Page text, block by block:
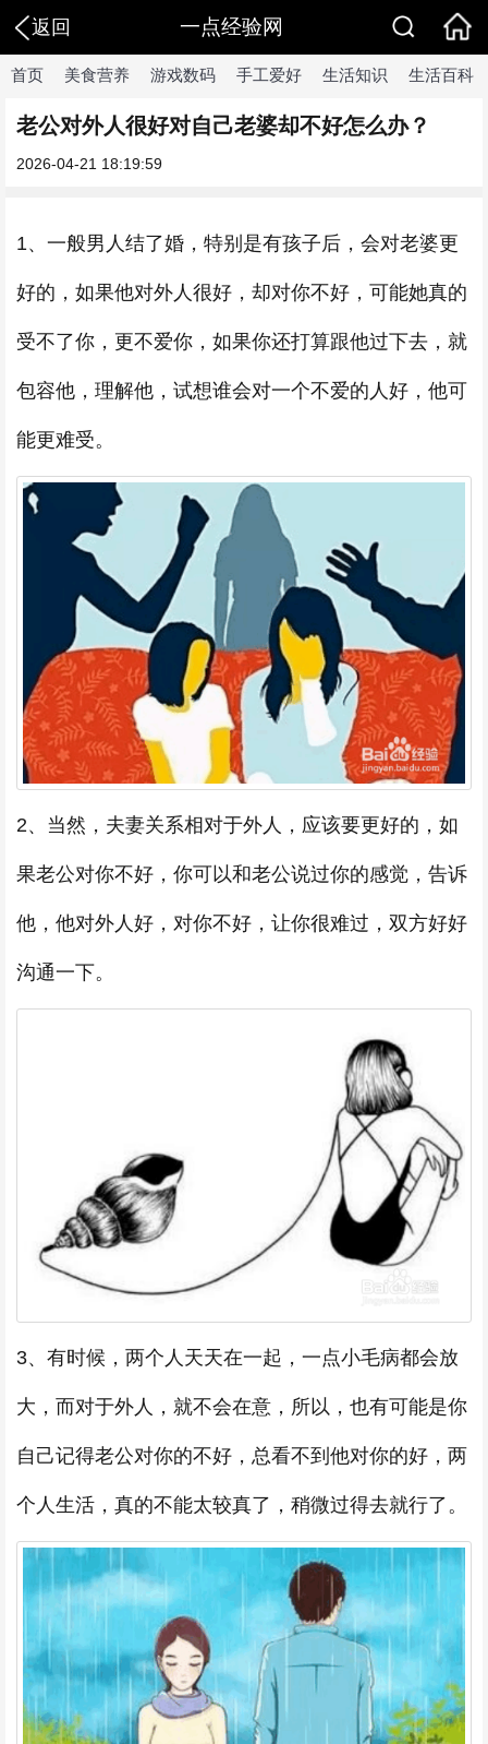
返回 一点经验网
首页 美食营养 游戏数码 手工爱好 生活知识 生活百科
老公对外人很好对自己老婆却不好怎么办？
2026-04-21 18:19:59
1、一般男人结了婚，特别是有孩子后，会对老婆更
好的，如果他对外人很好，却对你不好，可能她真的
受不了你，更不爱你，如果你还打算跟他过下去，就
包容他，理解他，试想谁会对一个不爱的人好，他可
能更难受。
2、当然，夫妻关系相对于外人，应该要更好的，如
果老公对你不好，你可以和老公说过你的感觉，告诉
他，他对外人好，对你不好，让你很难过，双方好好
沟通一下。
3、有时候，两个人天天在一起，一点小毛病都会放
大，而对于外人，就不会在意，所以，也有可能是你
自己记得老公对你的不好，总看不到他对你的好，两
个人生活，真的不能太较真了，稍微过得去就行了。